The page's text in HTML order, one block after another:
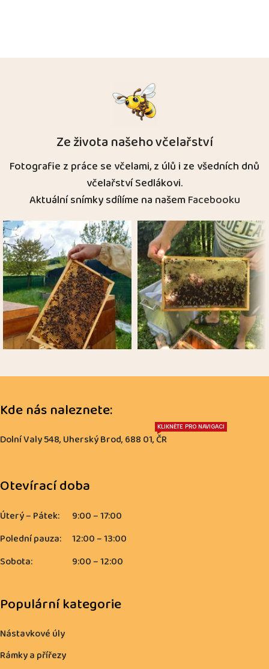
Ze života našeho včelařství
Fotografie z práce se včelami, z úlů i ze všedních dnů
včelařství Sedlákovi.
Aktuální snímky sdílíme na našemFacebooku
Kde nás naleznete:
Dolní Valy 548, Uherský Brod, 688 01, ČR
KLIKNĚTE PRO NAVIGACI
Otevírací doba
Úterý – Pátek:
9:00 – 17:00
Polední pauza:
12:00 – 13:00
Sobota:
9:00 – 12:00
Populární kategorie
Nástavkové úly
Rámky a přířezy